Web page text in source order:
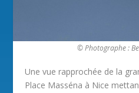
© Photographe :
Une vue rapprochée de la
Place Masséna à Nice